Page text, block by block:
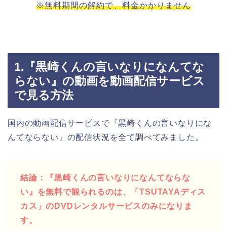
※無料期間の解約で、料金かかりません
1.『黒崎くんの言いなりになんてな
らない』の動画を動画配信サービス
で見る方法
国内の動画配信サービスで『黒崎くんの言いなりにな
んてならない』の配信状況を全て調べてみました。
結論：『黒崎くんの言いなりになんてならな
い』を無料で観られるのは、「TSUTAYAディス
カス」のDVDレンタルサービスのみになりま
す。